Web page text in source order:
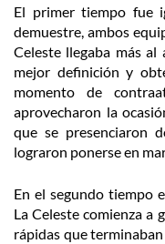
El primer tiempo fue
demuestre, ambos
Celeste llegaba más
mejor definición y
momento de
aprovecharon la
que se presenciaron
lograron ponerse en
En el segundo tiempo
La Celeste comienza a
rápidas que